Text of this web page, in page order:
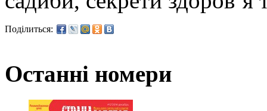
Поділиться:
Останні номери